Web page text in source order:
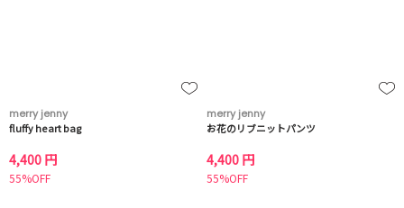
merry jenny
fluffy heart bag
4,400 円
55%OFF
merry jenny
お花のリブニットパンツ
4,400 円
55%OFF